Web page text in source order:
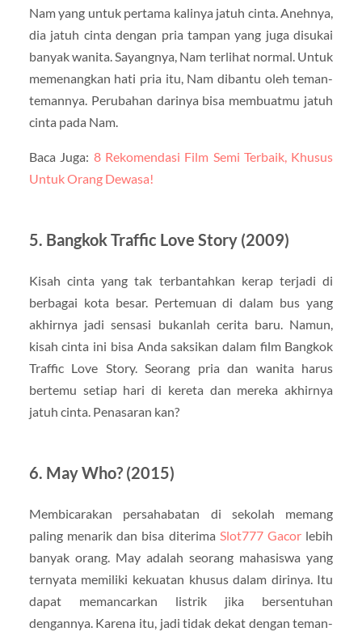
Nam yang untuk pertama kalinya jatuh cinta. Anehnya,
dia jatuh cinta dengan pria tampan yang juga disukai
banyak wanita. Sayangnya, Nam terlihat normal. Untuk
memenangkan hati pria itu, Nam dibantu oleh teman-
temannya. Perubahan darinya bisa membuatmu jatuh
cinta pada Nam.
Baca Juga: 8 Rekomendasi Film Semi Terbaik, Khusus
Untuk Orang Dewasa!
5. Bangkok Traffic Love Story (2009)
Kisah cinta yang tak terbantahkan kerap terjadi di
berbagai kota besar. Pertemuan di dalam bus yang
akhirnya jadi sensasi bukanlah cerita baru. Namun,
kisah cinta ini bisa Anda saksikan dalam film Bangkok
Traffic Love Story. Seorang pria dan wanita harus
bertemu setiap hari di kereta dan mereka akhirnya
jatuh cinta. Penasaran kan?
6. May Who? (2015)
Membicarakan persahabatan di sekolah memang
paling menarik dan bisa diterima Slot777 Gacor lebih
banyak orang. May adalah seorang mahasiswa yang
ternyata memiliki kekuatan khusus dalam dirinya. Itu
dapat memancarkan listrik jika bersentuhan
dengannya. Karena itu, jadi tidak dekat dengan teman-